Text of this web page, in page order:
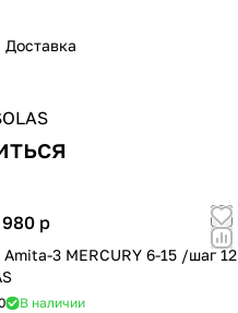
Доставка
980 p
Amita-3 MERCURY 6-15 /шаг 12
В наличии